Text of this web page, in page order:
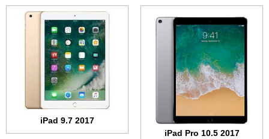
iPad Pro 10.5 2017
iPad 9.7 2017
الشاشة:1.65 بوصة • 390x312 بكسل
الذاكرة الداخلية:8 جيجابايت
الرام:512 ميجابايت
نظام التشغيل:WatchOS
المعالج:ثنائي النواة 780 ميجاهرتز
البطارية:334 مللي أمبير
عرض الموصفات ←
الشاشة:1.5 بوصة • 340x272 بكسل
الذاكرة الداخلية:8 جيجابايت
الرام: 512 ميجابايت
نظام التشغيل:WatchOS
المعالج:ثنائي النواة 780 ميجاهرتز
البطارية:273 مللي أمبير
عرض الموصفات ←